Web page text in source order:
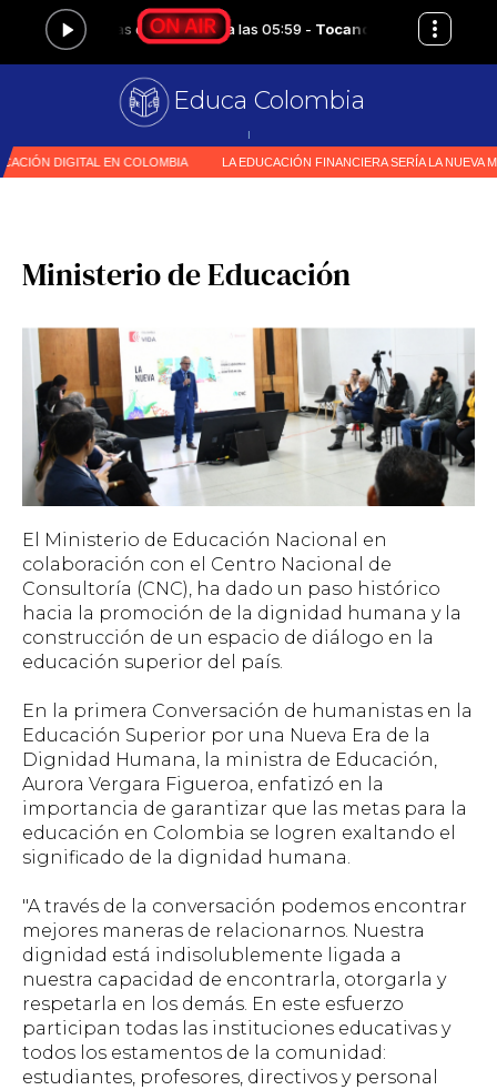
Educa Colombia
Primer
Ministerio de Educación
El Ministerio de Educación Nacional en
colaboración con el Centro Nacional de
Consultoría (CNC), ha dado un paso histórico
hacia la promoción de la dignidad humana y la
construcción de un espacio de diálogo en la
educación superior del país.
En la primera Conversación de humanistas en la
Educación Superior por una Nueva Era de la
Dignidad Humana, la ministra de Educación,
Aurora Vergara Figueroa, enfatizó en la
importancia de garantizar que las metas para la
educación en Colombia se logren exaltando el
significado de la dignidad humana.
"A través de la conversación podemos encontrar
mejores maneras de relacionarnos. Nuestra
dignidad está indisolublemente ligada a
nuestra capacidad de encontrarla, otorgarla y
respetarla en los demás. En este esfuerzo
participan todas las instituciones educativas y
todos los estamentos de la comunidad:
estudiantes, profesores, directivos y personal